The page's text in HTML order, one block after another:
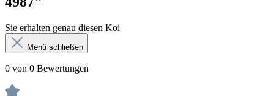
Sie erhalten genau diesen Koi
Menü schließen
0 von 0 Bewertungen